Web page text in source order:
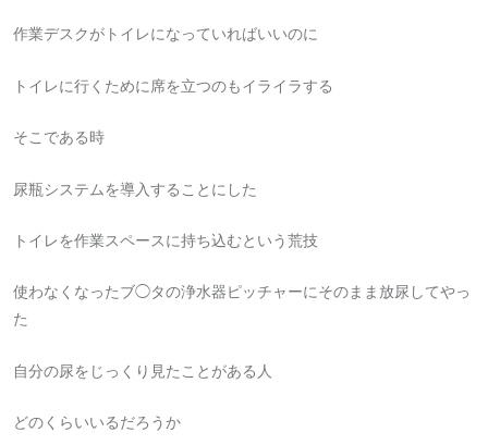
作業デスクがトイレになっていればいいのに
トイレに行くために席を立つのもイライラする
そこである時
尿瓶システムを導入することにした
トイレを作業スペースに持ち込むという荒技
使わなくなったブ◯タの浄水器ピッチャーにそのまま放尿してやっ
た
自分の尿をじっくり見たことがある人
どのくらいいるだろうか